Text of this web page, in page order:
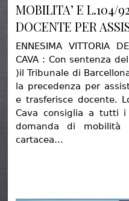
MOBILITA’ E L.104/
DOCENTE PER
ENNESIMA VITTORIA
CAVA : Con sentenza
)il Tribunale di
la precedenza per
e trasferisce docente.
Cava consiglia a tutti
domanda di mobilità
cartacea…